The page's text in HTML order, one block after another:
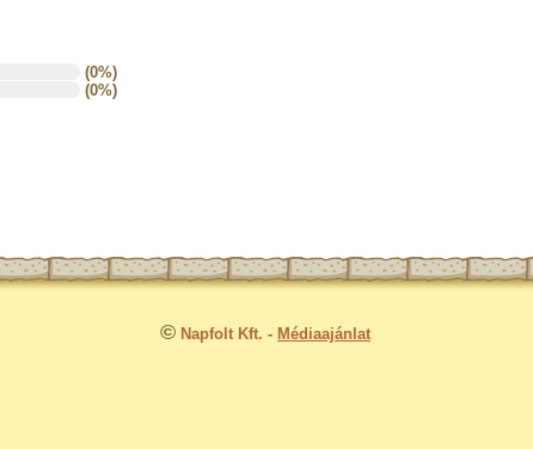
(0%)
(0%)
© Napfolt Kft. - Médiaajánlat